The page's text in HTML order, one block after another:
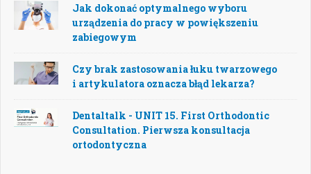
Jak dokonać optymalnego wyboru
urządzenia do pracy w powiększeniu
zabiegowym
Czy brak zastosowania łuku twarzowego
i artykulatora oznacza błąd lekarza?
Dentaltalk - UNIT 15. First Orthodontic
Consultation. Pierwsza konsultacja
ortodontyczna